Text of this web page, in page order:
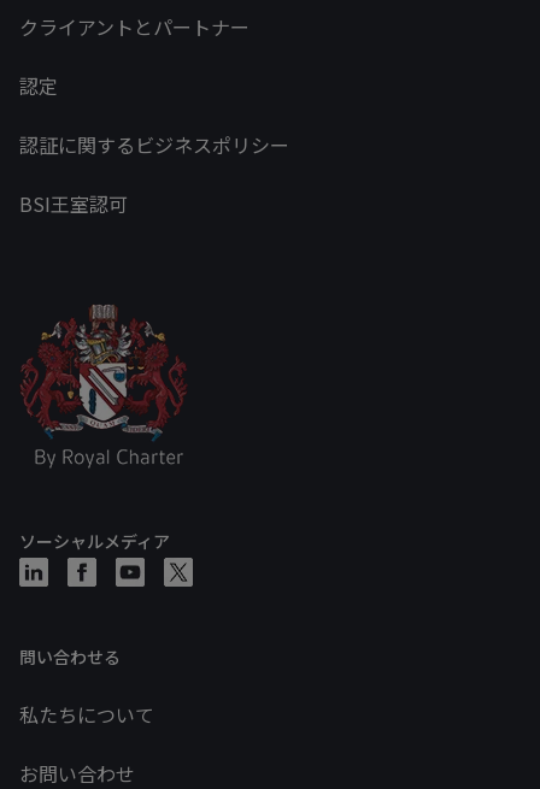
クライアントとパートナー
認定
認証に関するビジネスポリシー
BSI王室認可
ソーシャルメディア
問い合わせる
私たちについて
お問い合わせ